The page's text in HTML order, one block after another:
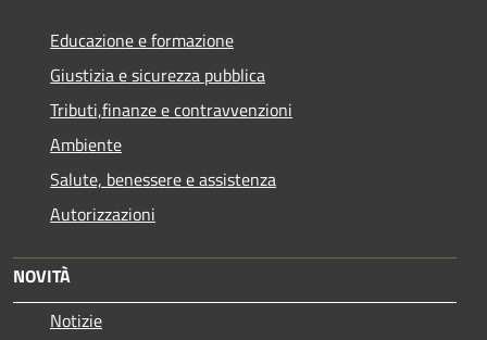
Educazione e formazione
Giustizia e sicurezza pubblica
Tributi,finanze e contravvenzioni
Ambiente
Salute, benessere e assistenza
Autorizzazioni
NOVITÀ
Notizie